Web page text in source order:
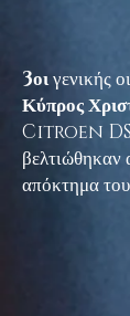
3οιγενικής οι
Κύπρος
Citroen DS3
βελτιώθηκαν
απόκτημα